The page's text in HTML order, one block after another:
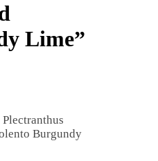
Lime”
Burgundy